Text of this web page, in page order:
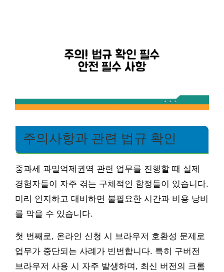
주의사항과 관련 법규 확인
중과세 과밀억제권역 관련 업무를 진행할 때 실제
경험자들이 자주 겪는 구체적인 함정들이 있습니다.
미리 인지하고 대비하면 불필요한 시간과 비용 낭비
를 막을 수 있습니다.
첫 번째로, 온라인 신청 시 브라우저 호환성 문제로
업무가 중단되는 사례가 빈번합니다. 특히 구버전
브라우저 사용 시 자주 발생하며, 최신 버전의 크롬